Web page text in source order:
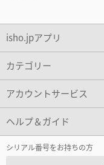
isho.jpアプリ
カテゴリー
アカウントサービス
ヘルプ＆ガイド
シリアル番号をお持ちの方